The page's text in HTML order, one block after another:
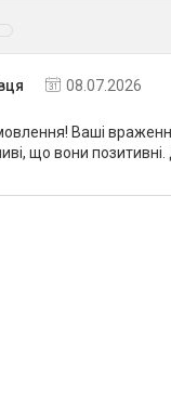
08.07.2026
Ваші
що вони